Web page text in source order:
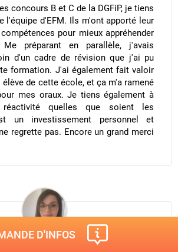
concours B et C de la DGFiP, je tiens
l'équipe d'EFM. Ils m'ont apporté leur
pour mieux appréhender
préparant en parallèle, j'avais
d'un cadre de révision que j'ai pu
formation. J'ai également fait valoir
de cette école, et ça m'a ramené
mes oraux. Je tiens également à
quelles que soient les
un investissement personnel et
regrette pas. Encore un grand merci
D'INFOS